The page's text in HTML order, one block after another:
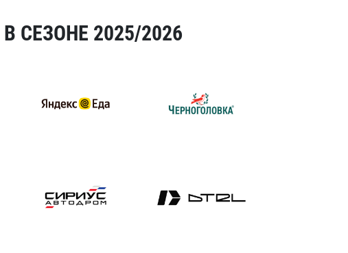
СЕЗОНЕ 2025/2026